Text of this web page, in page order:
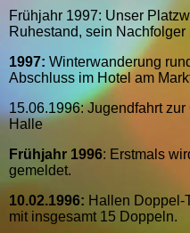
Frühjahr 1997: Unser
Ruhestand, sein
1997: Winterwanderung
Abschluss im Hotel am
15.06.1996: Jugendfahrt
Halle
Frühjahr 1996: Erstmals
gemeldet.
10.02.1996: Hallen Doppel-
mit insgesamt 15 Doppeln.